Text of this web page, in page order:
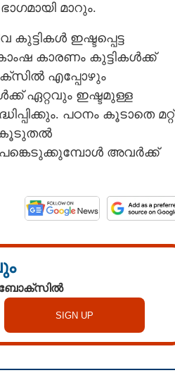
മാറും.
ഇഷ്ടപ്പെട്ട
കാരണം കുട്ടികൾക്ക്
എപ്പോഴും
ഏറ്റവും ഇഷ്ടമുള്ള
പഠനം കൂടാതെ മറ്റ്
കൂടുതൽ
അവർക്ക്
Copy Link